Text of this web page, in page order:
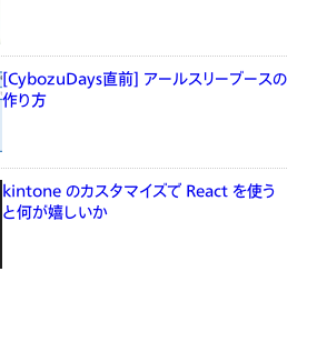
[CybozuDays直前] アールスリーブースの
作り方
kintone のカスタマイズで React を使う
と何が嬉しいか